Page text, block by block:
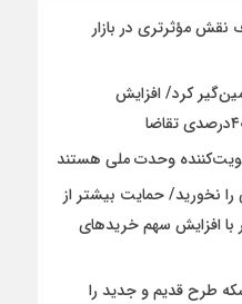
نقش مؤثرتری در بازار
کرد/ افزایش
وحدت ملی هستند
نخورید/ حمایت بیشتر از
با افزایش سهم خریدهای
طرح قدیم و جدید را